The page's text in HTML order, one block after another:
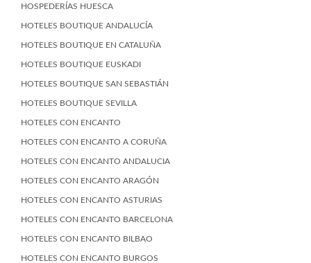
HOSPEDERÍAS HUESCA
HOTELES BOUTIQUE ANDALUCÍA
HOTELES BOUTIQUE EN CATALUÑA
HOTELES BOUTIQUE EUSKADI
HOTELES BOUTIQUE SAN SEBASTIÁN
HOTELES BOUTIQUE SEVILLA
HOTELES CON ENCANTO
HOTELES CON ENCANTO A CORUÑA
HOTELES CON ENCANTO ANDALUCIA
HOTELES CON ENCANTO ARAGÓN
HOTELES CON ENCANTO ASTURIAS
HOTELES CON ENCANTO BARCELONA
HOTELES CON ENCANTO BILBAO
HOTELES CON ENCANTO BURGOS